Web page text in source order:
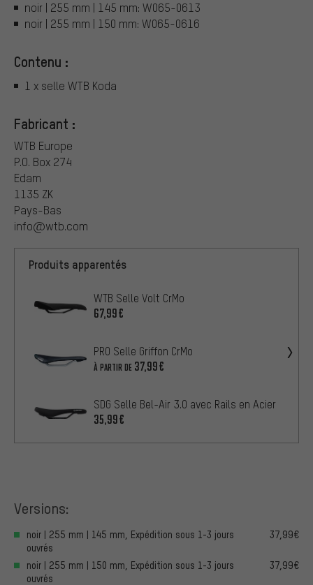
noir | 255 mm | 145 mm: W065-0613
noir | 255 mm | 150 mm: W065-0616
Contenu :
1 x selle WTB Koda
Fabricant :
WTB Europe
P.O. Box 274
Edam
1135 ZK
Pays-Bas
info@wtb.com
Produits apparentés
WTB Selle Volt CrMo
67,99€
PRO Selle Griffon CrMo
À PARTIR DE 37,99€
SDG Selle Bel-Air 3.0 avec Rails en Acier
35,99€
Versions:
noir | 255 mm | 145 mm, Expédition sous 1-3 jours
ouvrés
37,99€
noir | 255 mm | 150 mm, Expédition sous 1-3 jours
ouvrés
37,99€